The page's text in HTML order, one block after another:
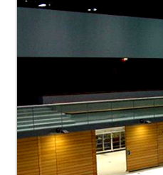
Coordination des études
Autorisations
Gestion du budget
Gestion des contrats